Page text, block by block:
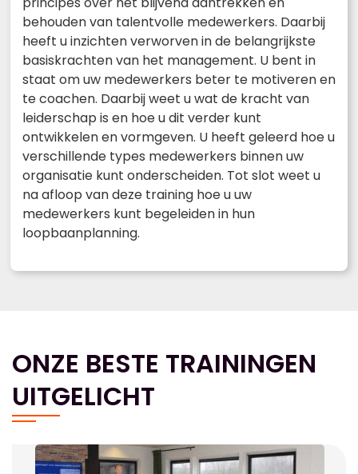
behouden van talentvolle medewerkers. Daarbij
heeft u inzichten verworven in de belangrijkste
basiskrachten van het management. U bent in
staat om uw medewerkers beter te motiveren en
te coachen. Daarbij weet u wat de kracht van
leiderschap is en hoe u dit verder kunt
ontwikkelen en vormgeven. U heeft geleerd hoe u
verschillende types medewerkers binnen uw
organisatie kunt onderscheiden. Tot slot weet u
na afloop van deze training hoe u uw
medewerkers kunt begeleiden in hun
loopbaanplanning.
ONZE BESTE TRAININGEN
UITGELICHT